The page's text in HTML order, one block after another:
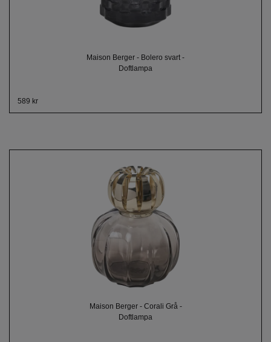
Maison Berger - Bolero svart -
Doftlampa
589 kr
Maison Berger - Corali Grå -
Doftlampa